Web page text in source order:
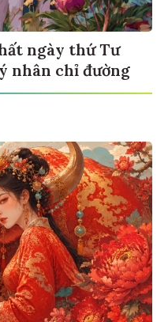
ngày thứ Tư
nhân chỉ đường